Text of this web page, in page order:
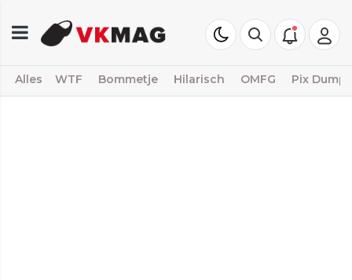
Alles WTF Bommetje Hilarisch OMFG Pix Dump